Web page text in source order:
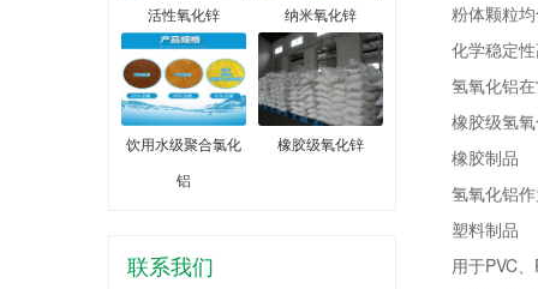
活性氧化锌 纳米氧化锌
饮用水级聚合氯化
铝
橡胶级氧化锌
联系我们
粉体颗粒均
化学稳定
氢氧化铝在
橡胶级氢氧
橡胶制品
氢氧化铝作
塑料制品
用于PVC、